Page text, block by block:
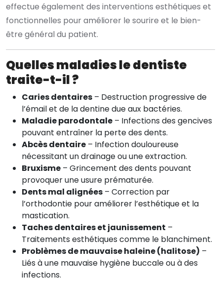
effectue également des interventions esthétiques et
fonctionnelles pour améliorer le sourire et le bien-
être général du patient.
Quelles maladies le dentiste
traite-t-il ?
Caries dentaires – Destruction progressive de
l’émail et de la dentine due aux bactéries.
Maladie parodontale – Infections des gencives
pouvant entraîner la perte des dents.
Abcès dentaire – Infection douloureuse
nécessitant un drainage ou une extraction.
Bruxisme – Grincement des dents pouvant
provoquer une usure prématurée.
Dents mal alignées – Correction par
l’orthodontie pour améliorer l’esthétique et la
mastication.
Taches dentaires et jaunissement –
Traitements esthétiques comme le blanchiment.
Problèmes de mauvaise haleine (halitose) –
Liés à une mauvaise hygiène buccale ou à des
infections.